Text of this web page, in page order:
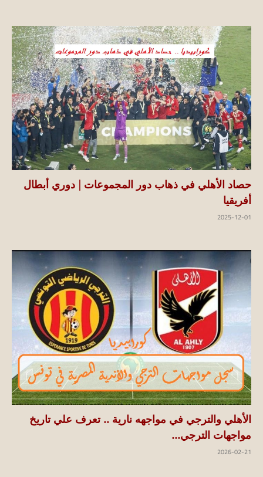
حصاد الأهلي في ذهاب دور المجموعات | دوري أبطال
أفريقيا
2025-12-01
الأهلي والترجي في مواجهه نارية .. تعرف علي تاريخ
مواجهات الترجي...
2026-02-21